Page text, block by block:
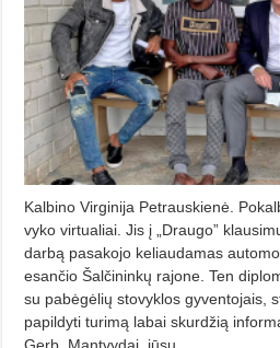
Kalbino Virginija Petrauskienė.
vyko virtualiai. Jis į „Draugo”
darbą pasakojo keliaudamas
esančio Šalčininkų rajone. Ten
su pabėgėlių stovyklos gyventojais,
papildyti turimą labai skurdžią